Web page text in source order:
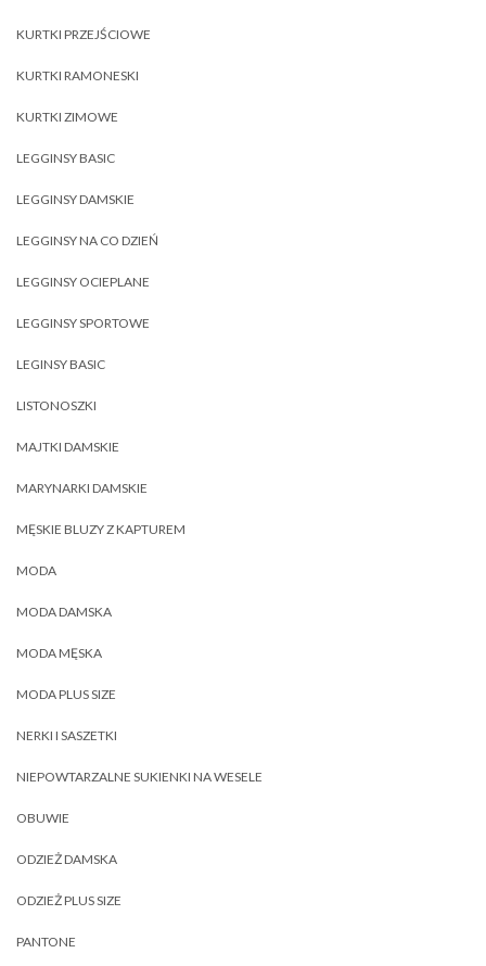
KURTKI PRZEJŚCIOWE
KURTKI RAMONESKI
KURTKI ZIMOWE
LEGGINSY BASIC
LEGGINSY DAMSKIE
LEGGINSY NA CO DZIEŃ
LEGGINSY OCIEPLANE
LEGGINSY SPORTOWE
LEGINSY BASIC
LISTONOSZKI
MAJTKI DAMSKIE
MARYNARKI DAMSKIE
MĘSKIE BLUZY Z KAPTUREM
MODA
MODA DAMSKA
MODA MĘSKA
MODA PLUS SIZE
NERKI I SASZETKI
NIEPOWTARZALNE SUKIENKI NA WESELE
OBUWIE
ODZIEŻ DAMSKA
ODZIEŻ PLUS SIZE
PANTONE